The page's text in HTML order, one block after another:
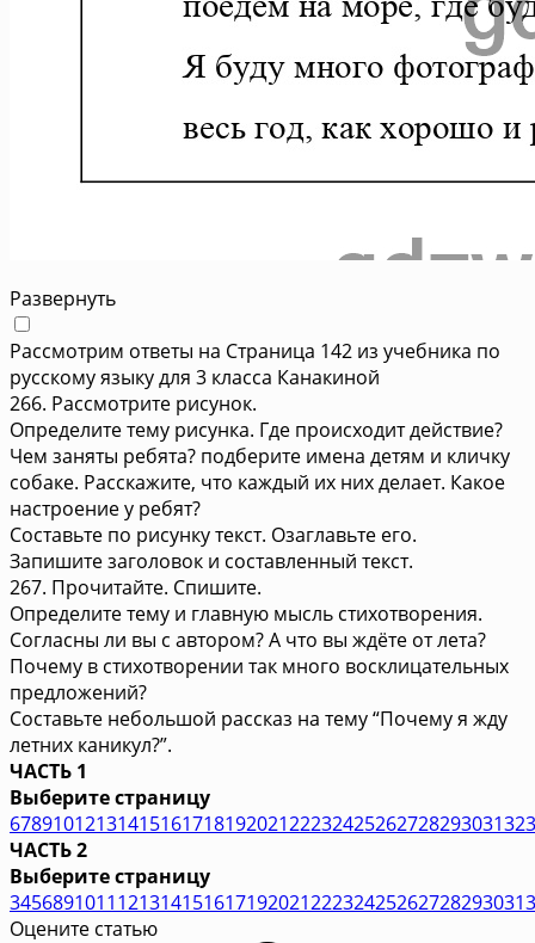
Развернуть
Рассмотрим ответы на Страница 142 из учебника по
русскому языку для 3 класса Канакиной
266. Рассмотрите рисунок.
Определите тему рисунка. Где происходит действие?
Чем заняты ребята? подберите имена детям и кличку
собаке. Расскажите, что каждый их них делает. Какое
настроение у ребят?
Составьте по рисунку текст. Озаглавьте его.
Запишите заголовок и составленный текст.
267. Прочитайте. Спишите.
Определите тему и главную мысль стихотворения.
Согласны ли вы с автором? А что вы ждёте от лета?
Почему в стихотворении так много восклицательных
предложений?
Составьте небольшой рассказ на тему “Почему я жду
летних каникул?”.
ЧАСТЬ 1
Выберите страницу
678910121314151617181920212223242526272829303132
ЧАСТЬ 2
Выберите страницу
345689101112131415161719202122232425262728293031
Оцените статью